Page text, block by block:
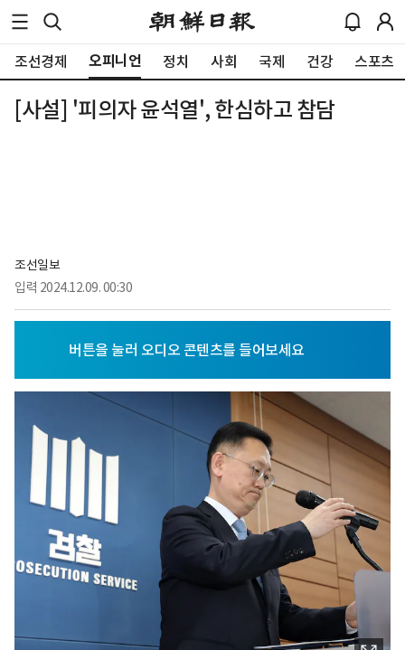
조선경제 오피니언 정치 사회 국제 건강 스포츠
[사설] '피의자 윤석열', 한심하고 참담
조선일보
입력 2024.12.09. 00:30